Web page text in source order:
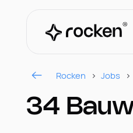
Rocken Jobs
34